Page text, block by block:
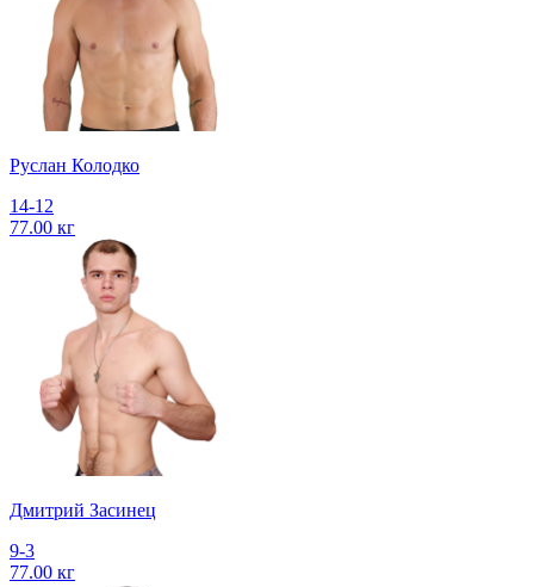
Руслан Колодко
14-12
77.00 кг
Дмитрий Засинец
9-3
77.00 кг